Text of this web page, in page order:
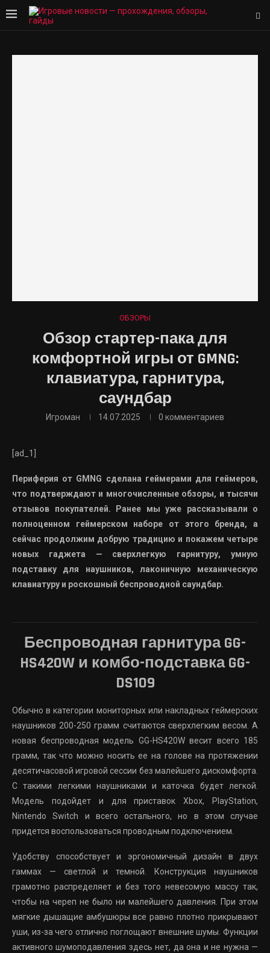
ОБЗОРЫ
Обзор стартер-пака для
комфортной игры от GMNG:
клавиатура, гарнитура,
саундбар
Игроман 14.07.2025 0 комментариев
[ad_1]
Периферия от GMNG сделана геймерами для геймеров,
что подтверждают и многочисленные обзоры, и тысячи
отзывов покупателей. Ранее мы уже рассказывали о
полноценном геймерском наборе от этого бренда, а
сейчас продолжим добрую традицию и покажем четыре
новых гаджета — сверхлегкую гарнитуру, умную
подставку для наушников, лаконичную механическую
клавиатуру и роскошный беспроводной саундбар.
Беспроводная гарнитура GG-
HS420W и комбо-подставка GG-
DS109
Обычно в категории мониторных или накладных геймерских
наушников 200-250 грамм считаются сверхлегким весом. А
новая беспроводная модель GG-HS420Wвесит всего 185
грамм, так что можно носить ее на голове на протяжении
десятичасовой игровой сессии без малейшего дискомфорта.
С такими легкими наушниками и каточка будет легкой.
Модель подойдет и для приставок Xbox, PlayStation,
Nintendo Switch и всего остального, но в этом случае
придется воспользоваться проводным подключением.
Удобству способствует и эргономичный дизайн в двух
гаммах — светлой и темной. Конструкция наушников
грамотно распределяет и без того невесомую массу так,
чтобы на череп не было ни малейшего давления. При этом
мягкие дышащие амбушюры все равно плотно прикрывают
уши, из-за чего отлично поглощают внешние шумы. Функции
активного шумоподавления здесь нет, да она и не нужна —